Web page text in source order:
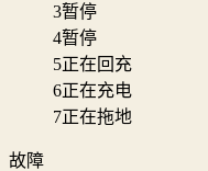
3暂停
4暂停
5正在回充
6正在充电
7正在拖地
故障